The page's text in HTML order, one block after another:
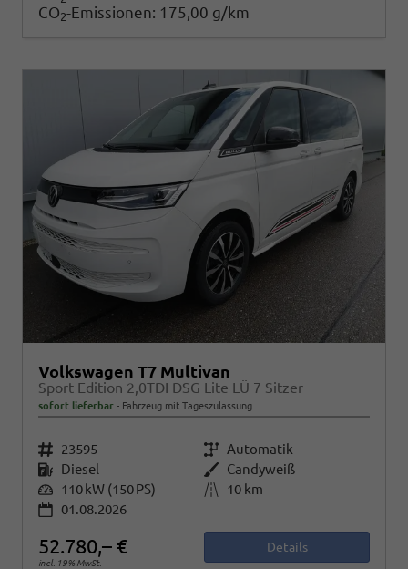
CO2-Emissionen: 175,00 g/km
Volkswagen T7 Multivan
Sport Edition 2,0TDI DSG Lite LÜ 7 Sitzer
sofort lieferbar Fahrzeug mit Tageszulassung
Fahrzeugnr. 23595 Getriebe Automatik
Kraftstoff Diesel Außenfarbe Candyweiß
Leistung 110 kW (150 PS) Kilometerstand
10 km
01.08.2026
52.780,– €
incl. 19% MwSt.
Details